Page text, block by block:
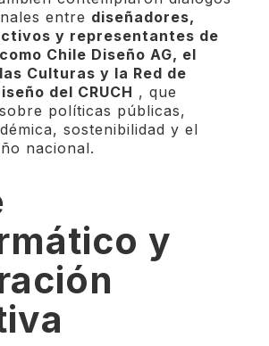
entre diseñadores,
y representantes de
Chile Diseño AG, el
Culturas y la Red de
del CRUCH , que
políticas públicas,
sostenibilidad y el
nacional.
y